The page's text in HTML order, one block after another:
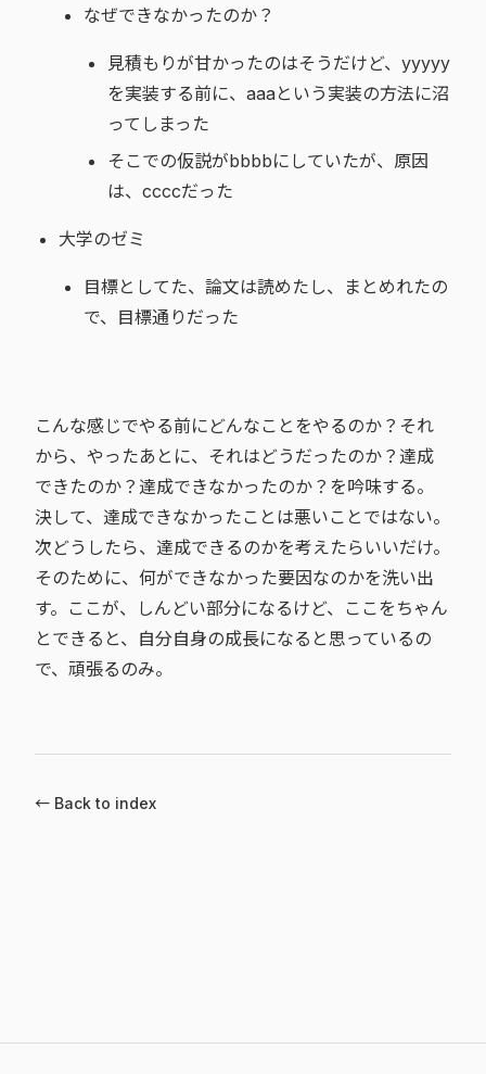
なぜできなかったのか？
見積もりが甘かったのはそうだけど、yyyyy
を実装する前に、aaaという実装の方法に沼
ってしまった
そこでの仮説がbbbbにしていたが、原因
は、ccccだった
大学のゼミ
目標としてた、論文は読めたし、まとめれたの
で、目標通りだった
こんな感じでやる前にどんなことをやるのか？それ
から、やったあとに、それはどうだったのか？達成
できたのか？達成できなかったのか？を吟味する。
決して、達成できなかったことは悪いことではない。
次どうしたら、達成できるのかを考えたらいいだけ。
そのために、何ができなかった要因なのかを洗い出
す。ここが、しんどい部分になるけど、ここをちゃん
とできると、自分自身の成長になると思っているの
で、頑張るのみ。
← Back to index